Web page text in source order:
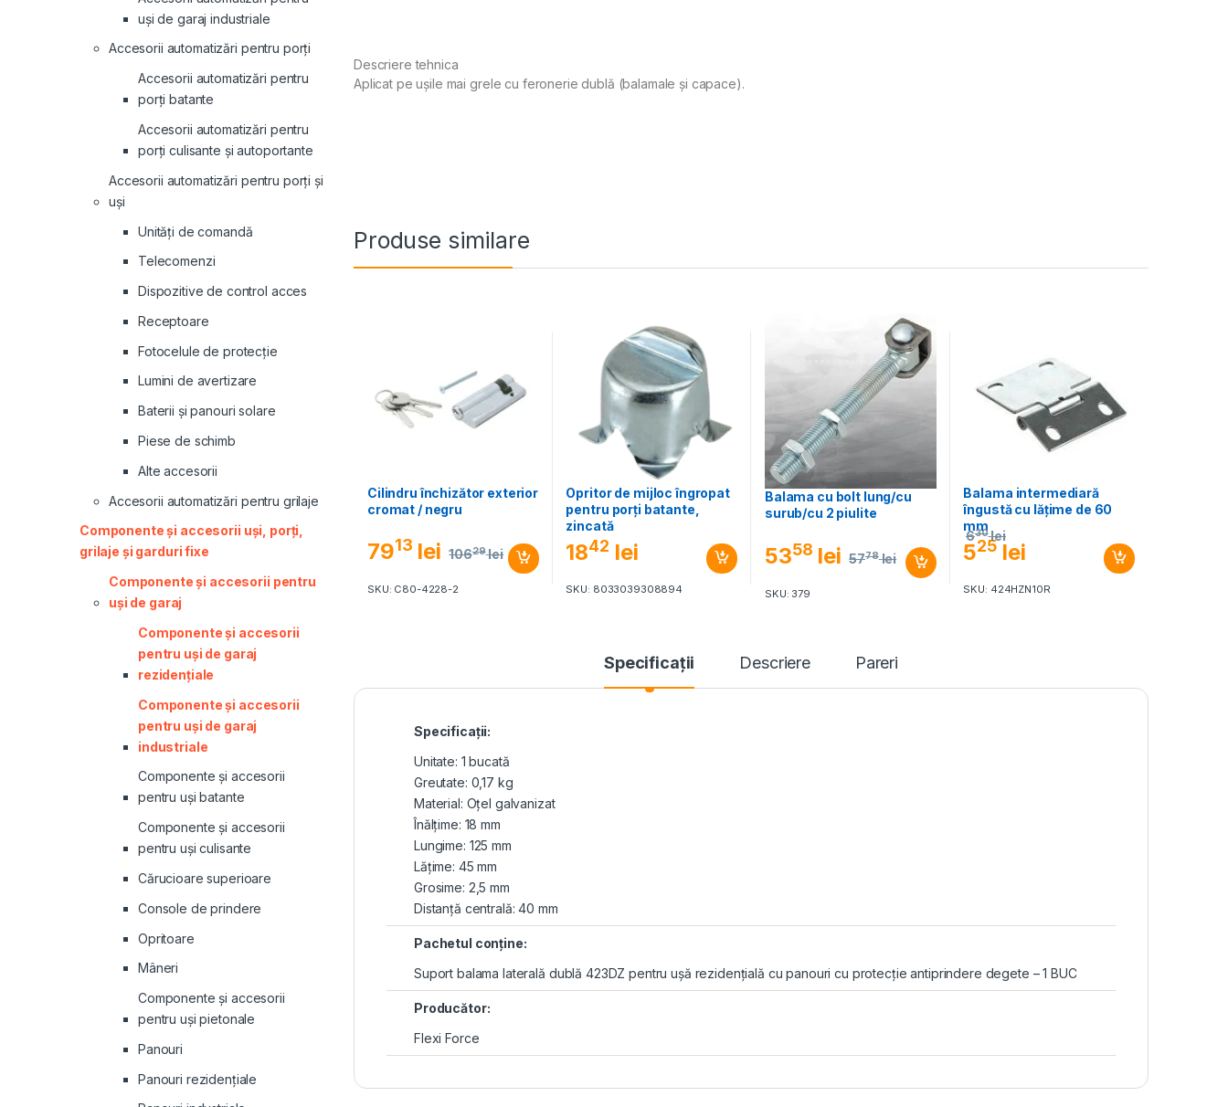
Descriere tehnica
Aplicat pe ușile mai grele cu feronerie dublă (balamale și capace).
Produse similare
Cilindru închizător exterior
cromat / negru
7913 lei 10629 lei
SKU: C80-4228-2
Opritor de mijloc îngropat
pentru porți batante,
zincată
1842 lei
SKU: 8033039308894
Balama cu bolt lung/cu
surub/cu 2 piulite
5358 lei 5778 lei
SKU: 379
Balama intermediară
îngustă cu lățime de 60
mm
525 lei
630 lei
SKU: 424HZN10R
Specificaţii Descriere Pareri
Specificaţii:
Unitate: 1 bucată
Greutate: 0,17 kg
Material: Oțel galvanizat
Înălţime: 18 mm
Lungime: 125 mm
Lăţime: 45 mm
Grosime: 2,5 mm
Distanță centrală: 40 mm
Pachetul conţine:
Suport balama laterală dublă 423DZ pentru uşă rezidenţială cu panouri cu protecție antiprindere degete – 1 BUC
Producător:
Flexi Force
uși de garaj industriale
Accesorii automatizări pentru porți
Accesorii automatizări pentru
porți batante
Accesorii automatizări pentru
porți culisante și autoportante
Accesorii automatizări pentru porți și
uși
Unități de comandă
Telecomenzi
Dispozitive de control acces
Receptoare
Fotocelule de protecție
Lumini de avertizare
Baterii și panouri solare
Piese de schimb
Alte accesorii
Accesorii automatizări pentru grilaje
Componente și accesorii uși, porți,
grilaje și garduri fixe
Componente și accesorii pentru
uși de garaj
Componente și accesorii
pentru uși de garaj
rezidențiale
Componente și accesorii
pentru uși de garaj
industriale
Componente și accesorii
pentru uși batante
Componente și accesorii
pentru uși culisante
Cărucioare superioare
Console de prindere
Opritoare
Mâneri
Componente și accesorii
pentru uși pietonale
Panouri
Panouri rezidenţiale